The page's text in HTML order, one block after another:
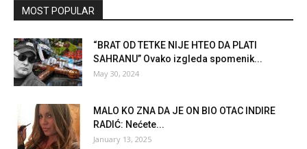
MOST POPULAR
“BRAT OD TETKE NIJE HTEO DA PLATI
SAHRANU” Ovako izgleda spomenik...
May 30, 2024
MALO KO ZNA DA JE ON BIO OTAC INDIRE
RADIĆ: Nećete...
January 13, 2025